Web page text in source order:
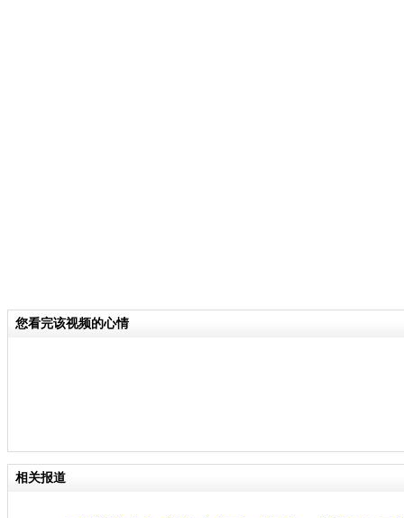
您看完该视频的心情
相关报道